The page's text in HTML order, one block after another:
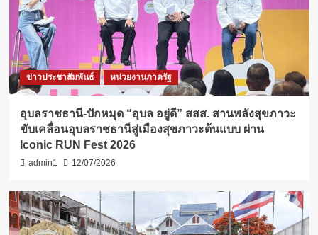
ข่าวประชาสัมพันธ์ หน่วยงานภาครัฐ
อุบลราชธานี-ปักหมุด “อุบล อยู่ดี” สสส. สานพลังสุขภาวะ
ขับเคลื่อนอุบลราชธานีสู่เมืองสุขภาวะต้นแบบ ผ่าน
Iconic RUN Fest 2026
admin1 12/07/2026